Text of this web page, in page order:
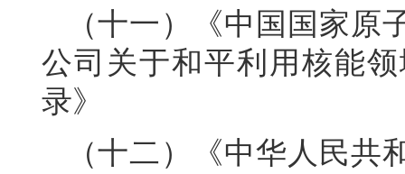
（十一）《中国国家
公司关于和平利用核能
录》
（十二）《中华人民